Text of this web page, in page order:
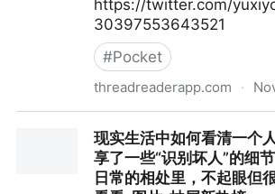
https://twitter.com/
30397553643521
#Pocket
threadreaderapp.com ·
force a refresh现实生活中如何看清一个
享了一些“识别坏人”的细
日常的相处里，不起眼但